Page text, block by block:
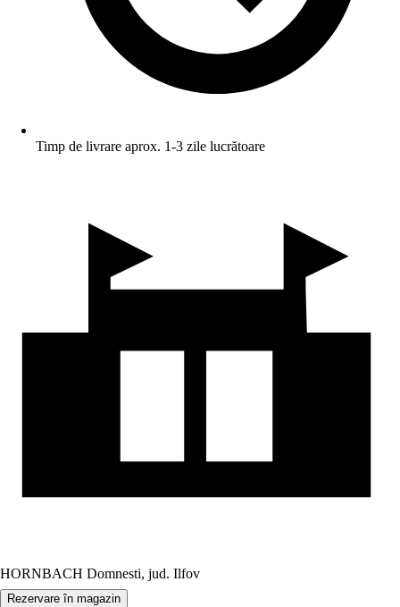
Timp de livrare aprox. 1-3 zile lucrătoare
HORNBACH Domnesti, jud. Ilfov
Rezervare în magazin